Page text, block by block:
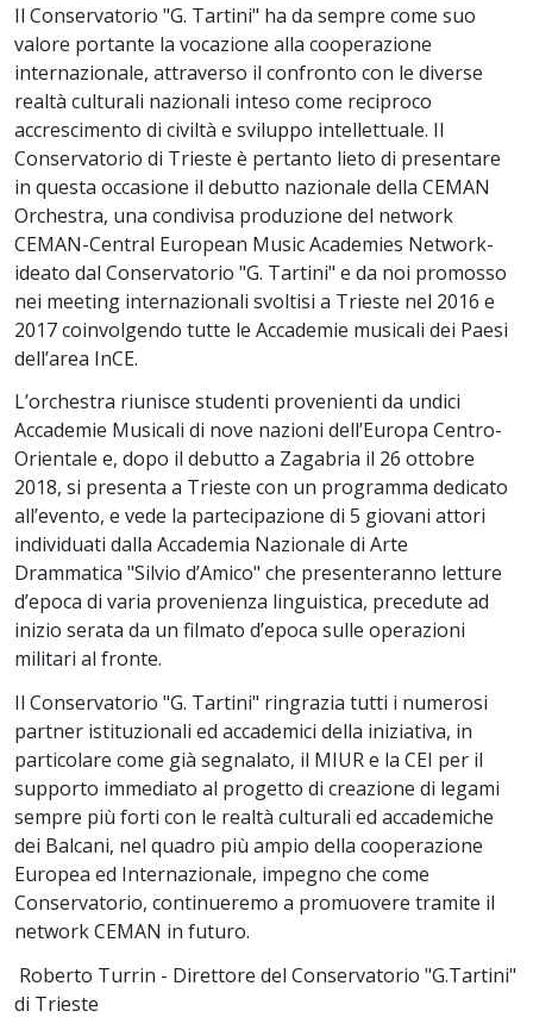
Il Conservatorio "G. Tartini" ha da sempre come suo
valore portante la vocazione alla cooperazione
internazionale, attraverso il confronto con le diverse
realtà culturali nazionali inteso come reciproco
accrescimento di civiltà e sviluppo intellettuale. Il
Conservatorio di Trieste è pertanto lieto di presentare
in questa occasione il debutto nazionale della CEMAN
Orchestra, una condivisa produzione del network
CEMAN-Central European Music Academies Network-
ideato dal Conservatorio "G. Tartini" e da noi promosso
nei meeting internazionali svoltisi a Trieste nel 2016 e
2017 coinvolgendo tutte le Accademie musicali dei Paesi
dell’area InCE.
L’orchestra riunisce studenti provenienti da undici
Accademie Musicali di nove nazioni dell’Europa Centro-
Orientale e, dopo il debutto a Zagabria il 26 ottobre
2018, si presenta a Trieste con un programma dedicato
all’evento, e vede la partecipazione di 5 giovani attori
individuati dalla Accademia Nazionale di Arte
Drammatica "Silvio d’Amico" che presenteranno letture
d’epoca di varia provenienza linguistica, precedute ad
inizio serata da un filmato d’epoca sulle operazioni
militari al fronte.
Il Conservatorio "G. Tartini" ringrazia tutti i numerosi
partner istituzionali ed accademici della iniziativa, in
particolare come già segnalato, il MIUR e la CEI per il
supporto immediato al progetto di creazione di legami
sempre più forti con le realtà culturali ed accademiche
dei Balcani, nel quadro più ampio della cooperazione
Europea ed Internazionale, impegno che come
Conservatorio, continueremo a promuovere tramite il
network CEMAN in futuro.
Roberto Turrin - Direttore del Conservatorio "G.Tartini"
di Trieste